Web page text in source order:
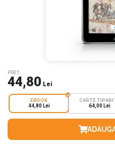
PREȚ
44,80 Lei
EBOOK
44,80 Lei
CARTE
64,00 Lei